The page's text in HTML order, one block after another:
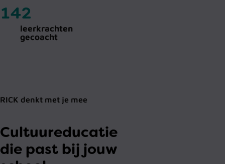
142
leerkrachten
gecoacht
Cultuureducatie
die past bij jouw
RICK denkt met je mee